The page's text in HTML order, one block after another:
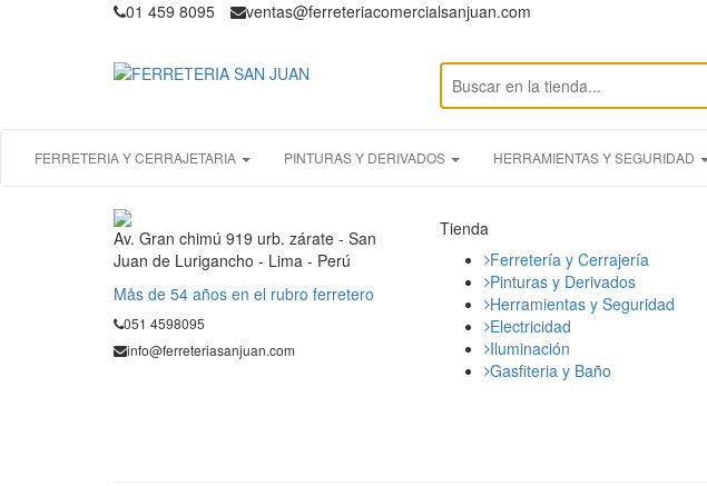
01 459 8095 ventas@ferreteriacomercialsanjuan.com
FERRETERIA Y CERRAJETARIA PINTURAS Y DERIVADOS HERRAMIENTAS Y SEGURIDAD
Av. Gran chimú 919 urb. zárate - San
Juan de Lurigancho - Lima - Perú
Mås de 54 años en el rubro ferretero
051 4598095
info@ferreteriasanjuan.com
Tienda
Ferretería y Cerrajería
Pinturas y Derivados
Herramientas y Seguridad
Electricidad
Iluminación
Gasfiteria y Baño